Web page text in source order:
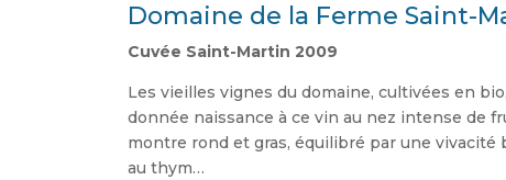
Domaine de la Ferme Saint-
Cuvée Saint-Martin 2009
Les vieilles vignes du domaine, cultivées en
donnée naissance à ce vin au nez intense de
montre rond et gras, équilibré par une vivacité
au thym…